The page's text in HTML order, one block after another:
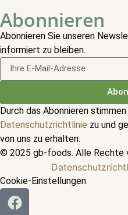
Abonnieren
Abonnieren Sie unseren
informiert zu bleiben.
Durch das Abonnieren
Datenschutzrichtlinie zu und
von uns zu erhalten.
© 2025 gb-foods. Alle Rechte
Cookie-Einstellungen